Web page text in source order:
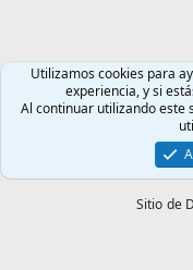
Utilizamos cookies para
experiencia, y si
Al continuar utilizando este
Sitio de